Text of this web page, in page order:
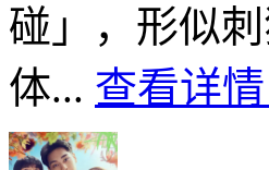
碰」，形似
体... 查看详